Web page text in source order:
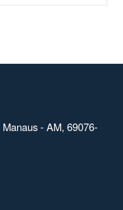
- AM, 69076-